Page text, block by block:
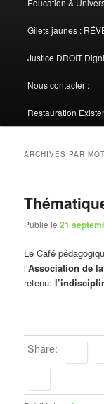
Gilets jaunes :
Justice DROIT
Nous contacter :
Restauration
ARCHIVES PAR
Publié le21
Le Café
l’Association de
retenu:
Share: